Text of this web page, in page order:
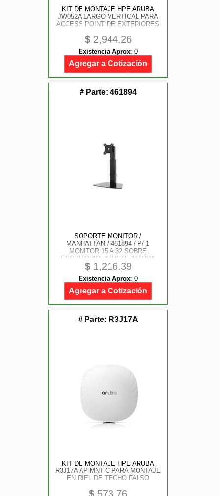
KIT DE MONTAJE HPE ARUBA
JW052A LARGO VERTICAL PARA
ACCESS POINT DE EXTERIORES
$2,944.26
Existencia Aprox: 0
Agregar a Cotización
# Parte: 461894
SOPORTE MONITOR /
MANHATTAN / 461894 / P/ 1
MONITOR 15 A 32 SOBRE
ESCRITORIO, AJUSTE ALTURA
CON GAS
$1,216.39
Existencia Aprox: 0
Agregar a Cotización
# Parte: R3J17A
KIT DE MONTAJE HPE ARUBA
R3J17A AP-MNT-C PARA MONTAJE
EN RIEL DE TECHO FALSO
$ 573.76